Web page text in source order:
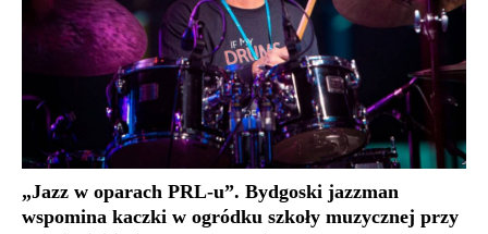
„Jazz w oparach PRL-u”. Bydgoski jazzman
wspomina kaczki w ogródku szkoły muzycznej przy